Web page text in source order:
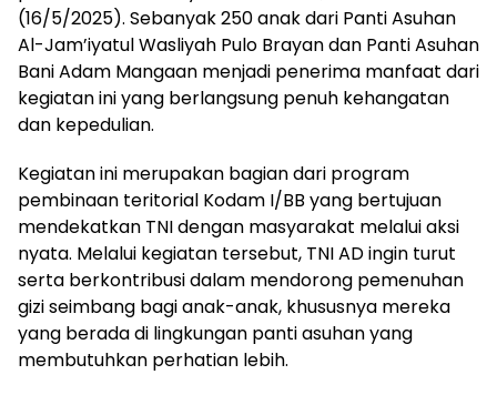
(16/5/2025). Sebanyak 250 anak dari Panti Asuhan
Al-Jam’iyatul Wasliyah Pulo Brayan dan Panti Asuhan
Bani Adam Mangaan menjadi penerima manfaat dari
kegiatan ini yang berlangsung penuh kehangatan
dan kepedulian.
Kegiatan ini merupakan bagian dari program
pembinaan teritorial Kodam I/BB yang bertujuan
mendekatkan TNI dengan masyarakat melalui aksi
nyata. Melalui kegiatan tersebut, TNI AD ingin turut
serta berkontribusi dalam mendorong pemenuhan
gizi seimbang bagi anak-anak, khususnya mereka
yang berada di lingkungan panti asuhan yang
membutuhkan perhatian lebih.